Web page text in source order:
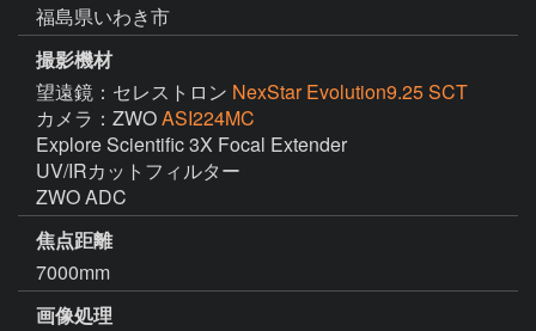
福島県いわき市
撮影機材
望遠鏡：セレストロン NexStar Evolution9.25 SCT
カメラ：ZWOASI224MC
Explore Scientific 3X Focal Extender
UV/IRカットフィルター
ZWO ADC
焦点距離
7000mm
画像処理